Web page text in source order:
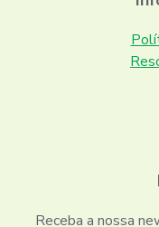
Receba a nossa